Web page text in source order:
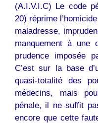
(A.I.V.I.C) Le code
20) réprime
maladresse,
manquement à une
prudence imposée
C’est sur la base
quasi-totalité des
médecins, mais
pénale, il ne suffit
encore que cette